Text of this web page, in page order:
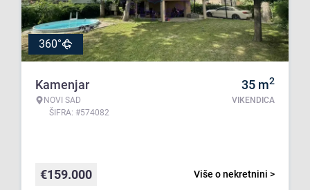
360°
Kamenjar
NOVI SAD
ŠIFRA: #574082
35 m2
VIKENDICA
Više o nekretnini >
€159.000